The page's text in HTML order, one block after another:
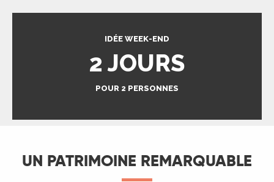
IDÉE WEEK-END
2 JOURS
POUR 2 PERSONNES
UN PATRIMOINE REMARQUABLE